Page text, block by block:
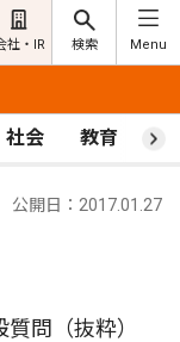
社・IR 検索 Menu
社会 教育 ス
公開日：2017.01.27
質問（抜粋）